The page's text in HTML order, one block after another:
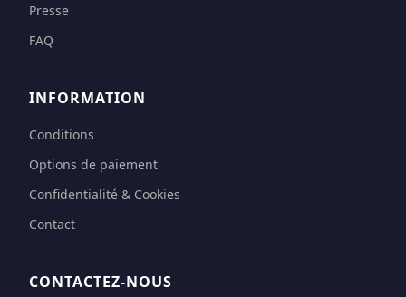
Presse
FAQ
INFORMATION
Conditions
Options de paiement
Confidentialité & Cookies
Contact
CONTACTEZ-NOUS